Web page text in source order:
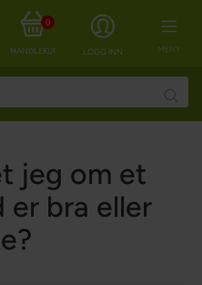
MENY
LOGG INN
HANDLEKURV
0
jeg om et
er bra eller